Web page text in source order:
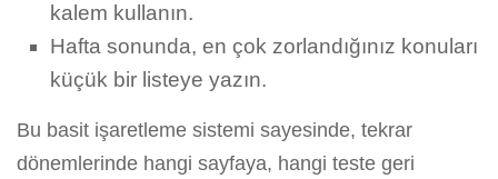
kalem kullanın.
Hafta sonunda, en çok zorlandığınız konuları
küçük bir listeye yazın.
Bu basit işaretleme sistemi sayesinde, tekrar
dönemlerinde hangi sayfaya, hangi teste geri